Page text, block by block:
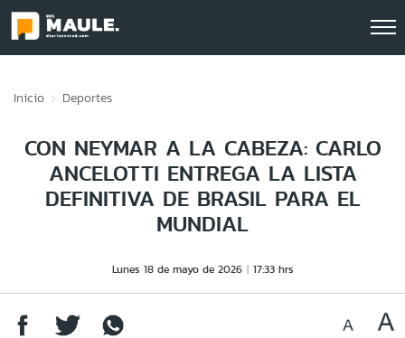
Inicio Deportes
CON NEYMAR A LA CABEZA: CARLO
ANCELOTTI ENTREGA LA LISTA
DEFINITIVA DE BRASIL PARA EL
MUNDIAL
Lunes 18 de mayo de 2026 17:33 hrs